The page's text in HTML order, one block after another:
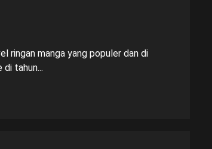
ringan manga yang populer dan di
di tahun...